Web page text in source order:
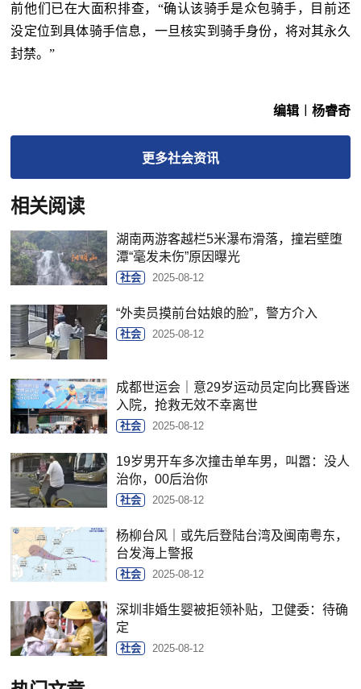
前他们已在大面积排查，“确认该骑手是众包骑手，目前还
没定位到具体骑手信息，一旦核实到骑手身份，将对其永久
封禁。”
编辑︱杨睿奇
更多社会资讯
相关阅读
湖南两游客越栏5米瀑布滑落，撞岩壁堕
潭“毫发未伤”原因曝光
社会 2025-08-12
“外卖员摸前台姑娘的脸”，警方介入
社会 2025-08-12
成都世运会｜意29岁运动员定向比赛昏迷
入院，抢救无效不幸离世
社会 2025-08-12
19岁男开车多次撞击单车男，叫嚣：没人
治你，00后治你
社会 2025-08-12
杨柳台风｜或先后登陆台湾及闽南粤东，
台发海上警报
社会 2025-08-12
深圳非婚生婴被拒领补贴，卫健委：待确
定
社会 2025-08-12